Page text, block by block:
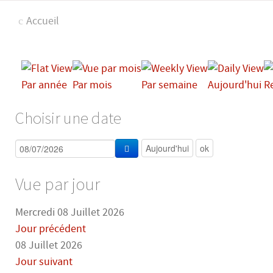
Accueil
Par année Par mois Par semaine Aujourd'hui
Choisir une date
Vue par jour
Mercredi 08 Juillet 2026
Jour précédent
08 Juillet 2026
Jour suivant